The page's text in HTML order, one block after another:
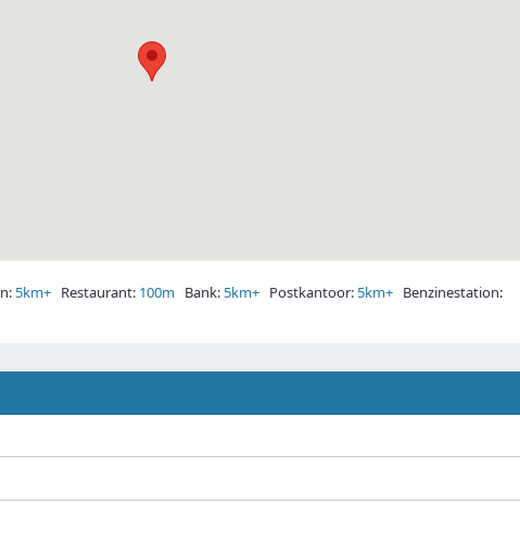
5km+ Restaurant: 100m Bank: 5km+ Postkantoor: 5km+ Benzinestation: